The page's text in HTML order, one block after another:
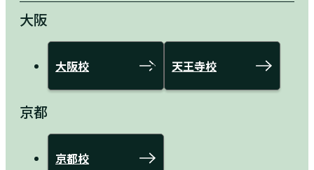
大阪
大阪校 天王寺校
京都
京都校